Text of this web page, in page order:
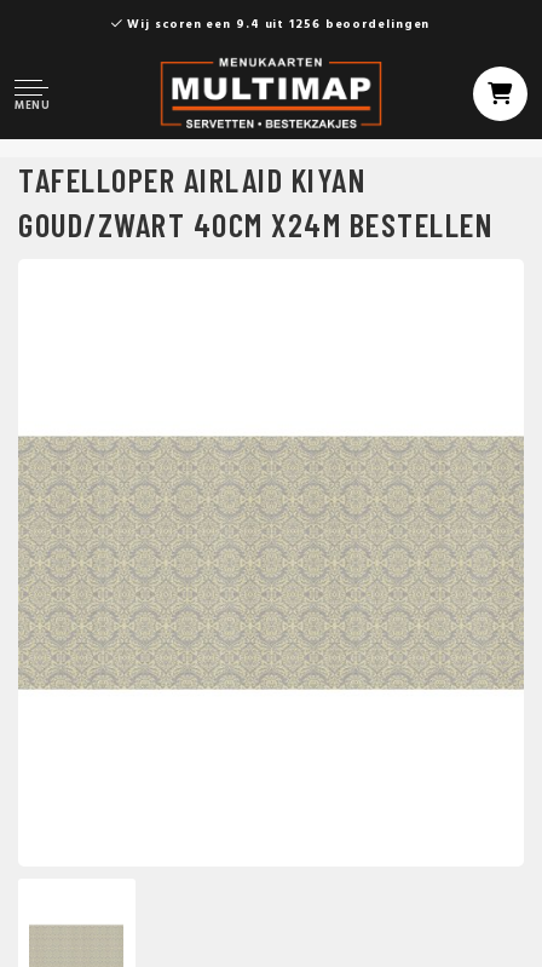
Wij scoren een 9.4 uit 1256 beoordelingen
MENU
TAFELLOPER AIRLAID KIYAN
GOUD/ZWART 40CM X24M BESTELLEN